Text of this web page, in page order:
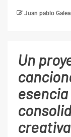
Juan pablo
Un
creativa